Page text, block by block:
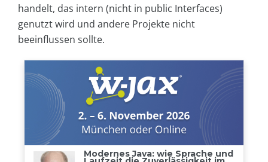
handelt, das intern (nicht in public Interfaces)
genutzt wird und andere Projekte nicht
beeinflussen sollte.